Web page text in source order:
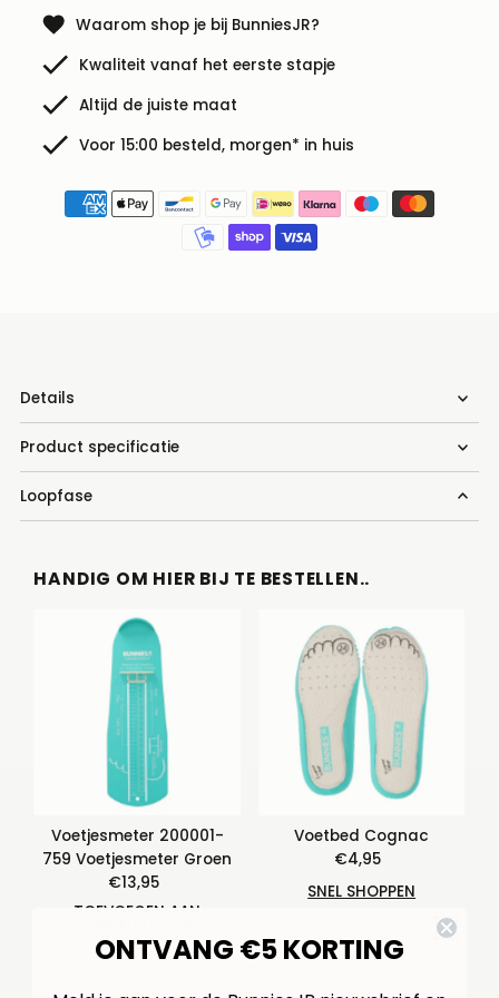
Waarom shop je bij BunniesJR?
Kwaliteit vanaf het eerste stapje
Altijd de juiste maat
Voor 15:00 besteld, morgen* in huis
Details
Product specificatie
Loopfase
HANDIG OM HIER BIJ TE BESTELLEN..
Voetjesmeter 200001-
759 Voetjesmeter Groen
Normale
prijs
€13,95
TOEVOEGEN AAN
Voetbed Cognac
Normale
prijs
€4,95
SNEL SHOPPEN
ONTVANG €5 KORTING